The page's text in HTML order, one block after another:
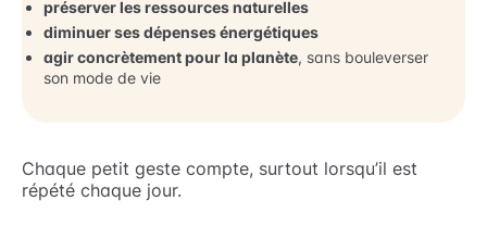
préserver les ressources naturelles
diminuer ses dépenses énergétiques
agir concrètement pour la planète, sans bouleverser
son mode de vie
Chaque petit geste compte, surtout lorsqu’il est
répété chaque jour.